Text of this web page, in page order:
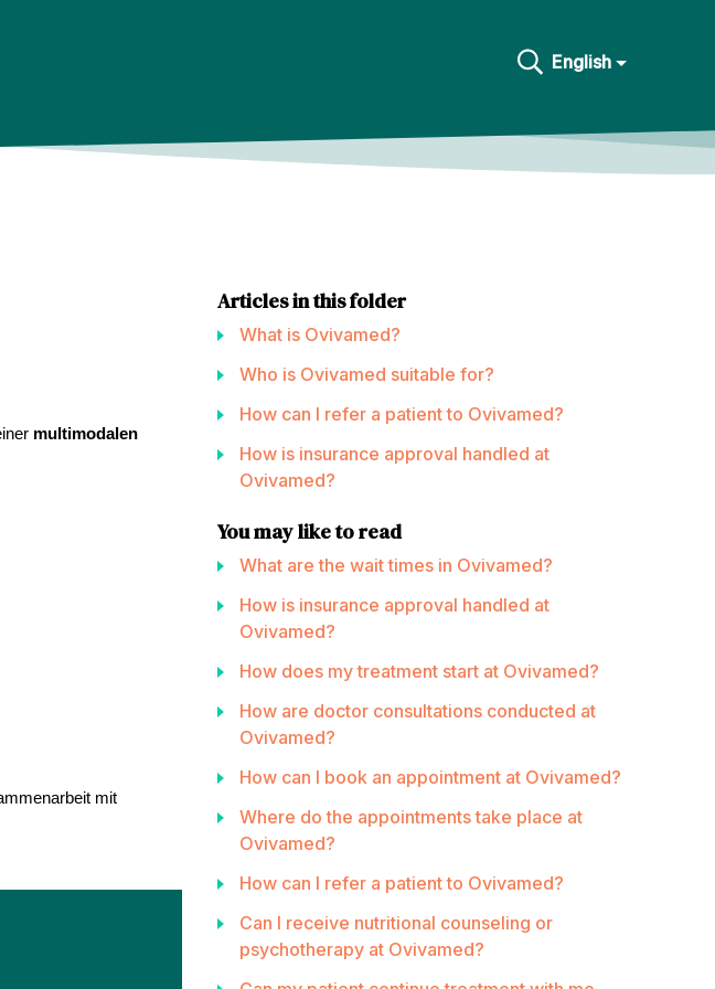
English
multimodalen
mit
Articles in this folder
What is Ovivamed?
Who is Ovivamed suitable for?
How can I refer a patient to Ovivamed?
How is insurance approval handled at
Ovivamed?
You may like to read
What are the wait times in Ovivamed?
How is insurance approval handled at
Ovivamed?
How does my treatment start at Ovivamed?
How are doctor consultations conducted at
Ovivamed?
How can I book an appointment at Ovivamed?
Where do the appointments take place at
Ovivamed?
How can I refer a patient to Ovivamed?
Can I receive nutritional counseling or
psychotherapy at Ovivamed?